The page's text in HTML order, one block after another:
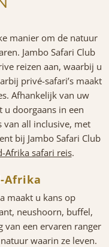
manier om de natuur
Jambo Safari Club
reizen aan, waarbij u
privé-safari’s maakt
s. Afhankelijk van uw
doorgaans in een
van all inclusive, met
bij Jambo Safari Club
Afrika safari reis.
Afrika
maakt u kans op
neushoorn, buffel,
van een ervaren ranger
waarin ze leven.